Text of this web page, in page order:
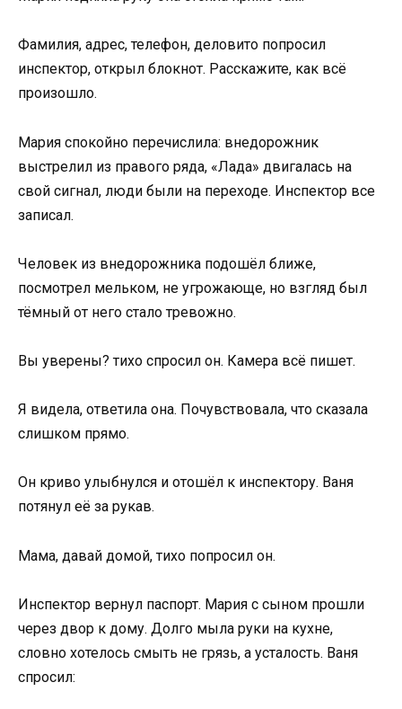
Фамилия, адрес, телефон, деловито попросил
инспектор, открыл блокнот. Расскажите, как всё
произошло.
Мария спокойно перечислила: внедорожник
выстрелил из правого ряда, «Лада» двигалась на
свой сигнал, люди были на переходе. Инспектор все
записал.
Человек из внедорожника подошёл ближе,
посмотрел мельком, не угрожающе, но взгляд был
тёмный от него стало тревожно.
Вы уверены? тихо спросил он. Камера всё пишет.
Я видела, ответила она. Почувствовала, что сказала
слишком прямо.
Он криво улыбнулся и отошёл к инспектору. Ваня
потянул её за рукав.
Мама, давай домой, тихо попросил он.
Инспектор вернул паспорт. Мария с сыном прошли
через двор к дому. Долго мыла руки на кухне,
словно хотелось смыть не грязь, а усталость. Ваня
спросил: